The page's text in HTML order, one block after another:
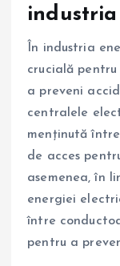
În industria
crucială
a preveni
centralele
menținută
de acces
asemenea, în
energiei
între
pentru a